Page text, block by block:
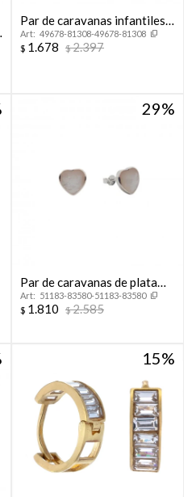
Par de caravanas infantiles
de plata 925, UNICORNIO.
49678-81308-49678-81308
$ 1.678 $2.397
29
Par de caravanas de plata
925 con nácar, CORAZON.
51183-83580-51183-83580
$ 1.810 $2.585
15